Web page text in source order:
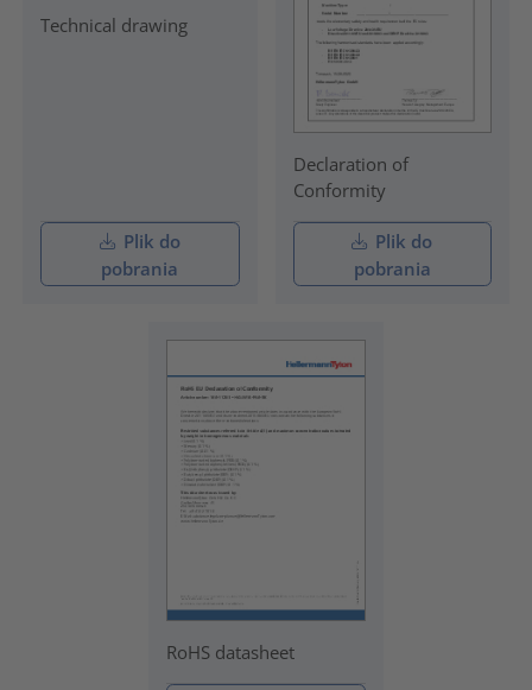
Technical drawing
Plik do
pobrania
Declaration of
Conformity
Plik do
pobrania
RoHS datasheet